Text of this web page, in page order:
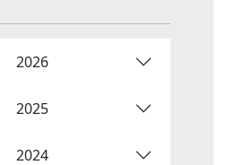
2026
2025
2024